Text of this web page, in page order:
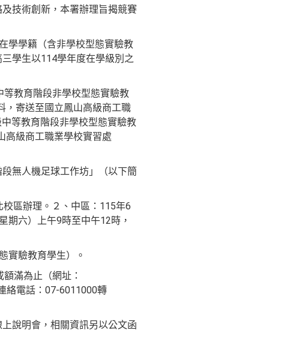
技術創新，本署辦理旨揭競賽
學學籍（含非學校型態實驗教
學生以114學年度在學級別之
教育階段非學校型態實驗教
，寄送至國立鳳山高級商工職
等教育階段非學校型態實驗教
高級商工職業學校實習處
無人機足球工作坊」（以下簡
區辦理。２、中區：115年6
期六）上午9時至中午12時，
實驗教育學生）。
滿為止（網址：
絡電話：07-6011000轉
說明會，相關資訊另以公文函